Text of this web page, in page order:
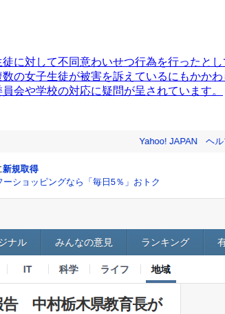
に対して不同意わいせつ行為を行ったと
の女子生徒が被害を訴えているにもかか
会や学校の対応に疑問が呈されています。